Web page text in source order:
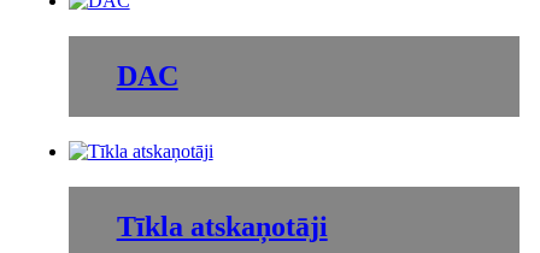
DAC
Tīkla atskaņotāji